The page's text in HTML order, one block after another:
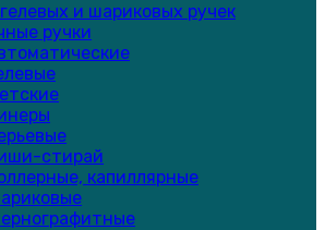
и шариковых ручек
ручки
стирай
капиллярные